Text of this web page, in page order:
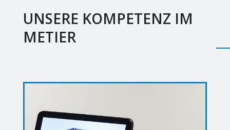
UNSERE KOMPETENZ IM
METIER